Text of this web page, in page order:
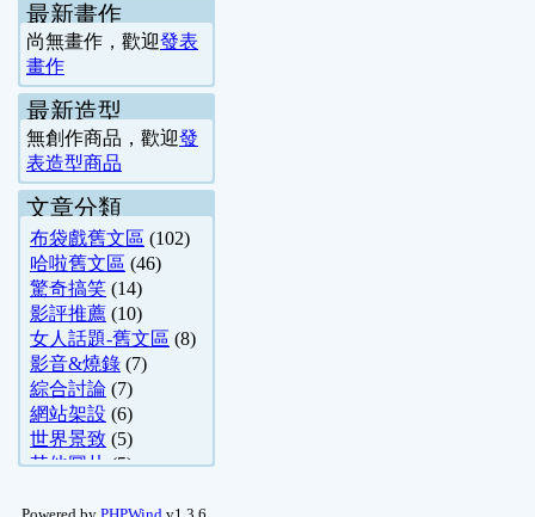
最新畫作
尚無畫作，歡迎發表
畫作
最新造型
無創作商品，歡迎發
表造型商品
文章分類
布袋戲舊文區 (102)
哈啦舊文區 (46)
驚奇搞笑 (14)
影評推薦 (10)
女人話題-舊文區 (8)
影音&燒錄 (7)
綜合討論 (7)
網站架設 (6)
世界景致 (5)
其他圖片(5)